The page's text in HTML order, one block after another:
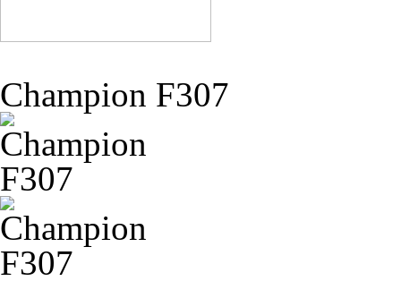
Champion F307